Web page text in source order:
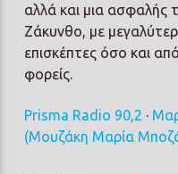
αλλά και μια ασφαλής
Ζάκυνθο, με
επισκέπτες όσο και
φορείς.
Prisma Radio 90,2 ·
(Μουζάκη Μαρία